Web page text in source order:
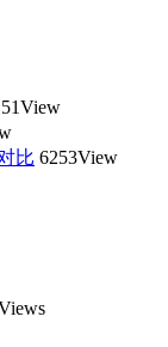
比 6253View